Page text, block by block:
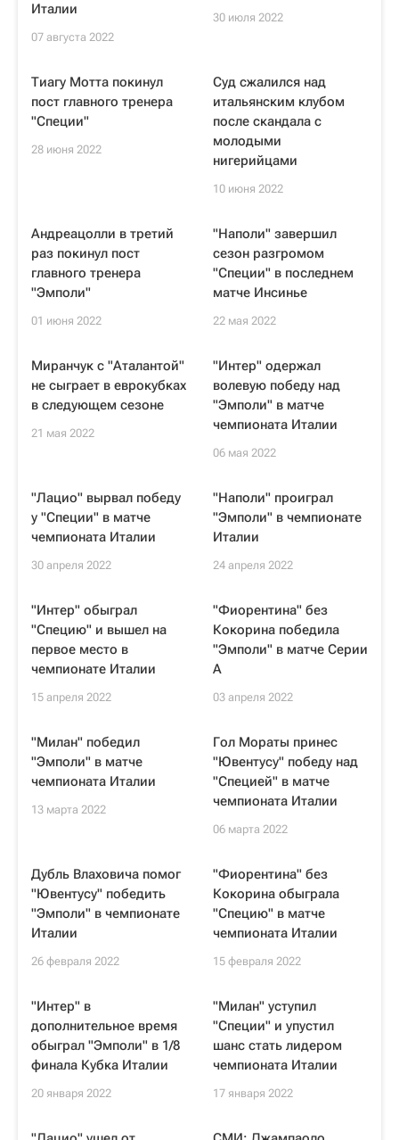
Италии
07 августа 2022
30 июля 2022
Тиагу Мотта покинул
пост главного тренера
"Специи"
28 июня 2022
Суд сжалился над
итальянским клубом
после скандала с
молодыми
нигерийцами
10 июня 2022
Андреацолли в третий
раз покинул пост
главного тренера
"Эмполи"
01 июня 2022
"Наполи" завершил
сезон разгромом
"Специи" в последнем
матче Инсинье
22 мая 2022
Миранчук с "Аталантой"
не сыграет в еврокубках
в следующем сезоне
21 мая 2022
"Интер" одержал
волевую победу над
"Эмполи" в матче
чемпионата Италии
06 мая 2022
"Лацио" вырвал победу
у "Специи" в матче
чемпионата Италии
30 апреля 2022
"Наполи" проиграл
"Эмполи" в чемпионате
Италии
24 апреля 2022
"Интер" обыграл
"Специю" и вышел на
первое место в
чемпионате Италии
15 апреля 2022
"Фиорентина" без
Кокорина победила
"Эмполи" в матче Серии
А
03 апреля 2022
"Милан" победил
"Эмполи" в матче
чемпионата Италии
13 марта 2022
Гол Мораты принес
"Ювентусу" победу над
"Специей" в матче
чемпионата Италии
06 марта 2022
Дубль Влаховича помог
"Ювентусу" победить
"Эмполи" в чемпионате
Италии
26 февраля 2022
"Фиорентина" без
Кокорина обыграла
"Специю" в матче
чемпионата Италии
15 февраля 2022
"Интер" в
дополнительное время
обыграл "Эмполи" в 1/8
финала Кубка Италии
20 января 2022
"Милан" уступил
"Специи" и упустил
шанс стать лидером
чемпионата Италии
17 января 2022